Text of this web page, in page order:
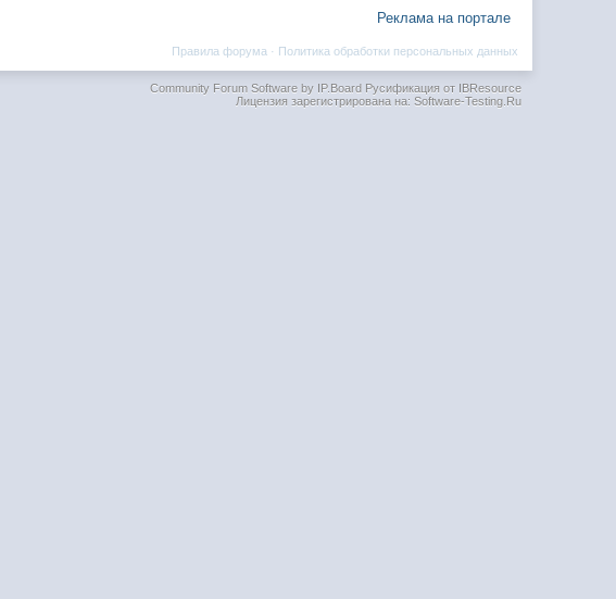
Реклама на портале
Политика обработки персональных данных
Правила форума ·
Community Forum Software by IP.BoardРусификация от IBResource
Лицензия зарегистрирована на: Software-Testing.Ru